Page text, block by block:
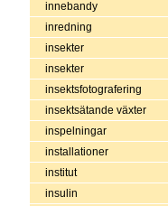
innebandy
inredning
insekter
insekter
insektsfotografering
insektsätande växter
inspelningar
installationer
institut
insulin